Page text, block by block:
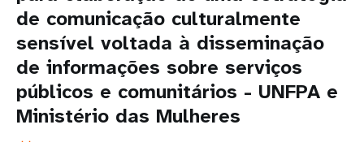
de comunicação culturalmente
sensível voltada à disseminação
de informações sobre serviços
públicos e comunitários - UNFPA e
Ministério das Mulheres